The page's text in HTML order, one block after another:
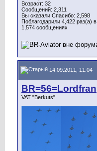
Возраст: 32
Сообщений: 2,311
Вы сказали Спасибо: 2,598
Поблагодарили 4,422 раз(а) в
1,574 сообщениях
14.09.2011, 11:04
BR=56=Lordfran
VAT "Berkuts"